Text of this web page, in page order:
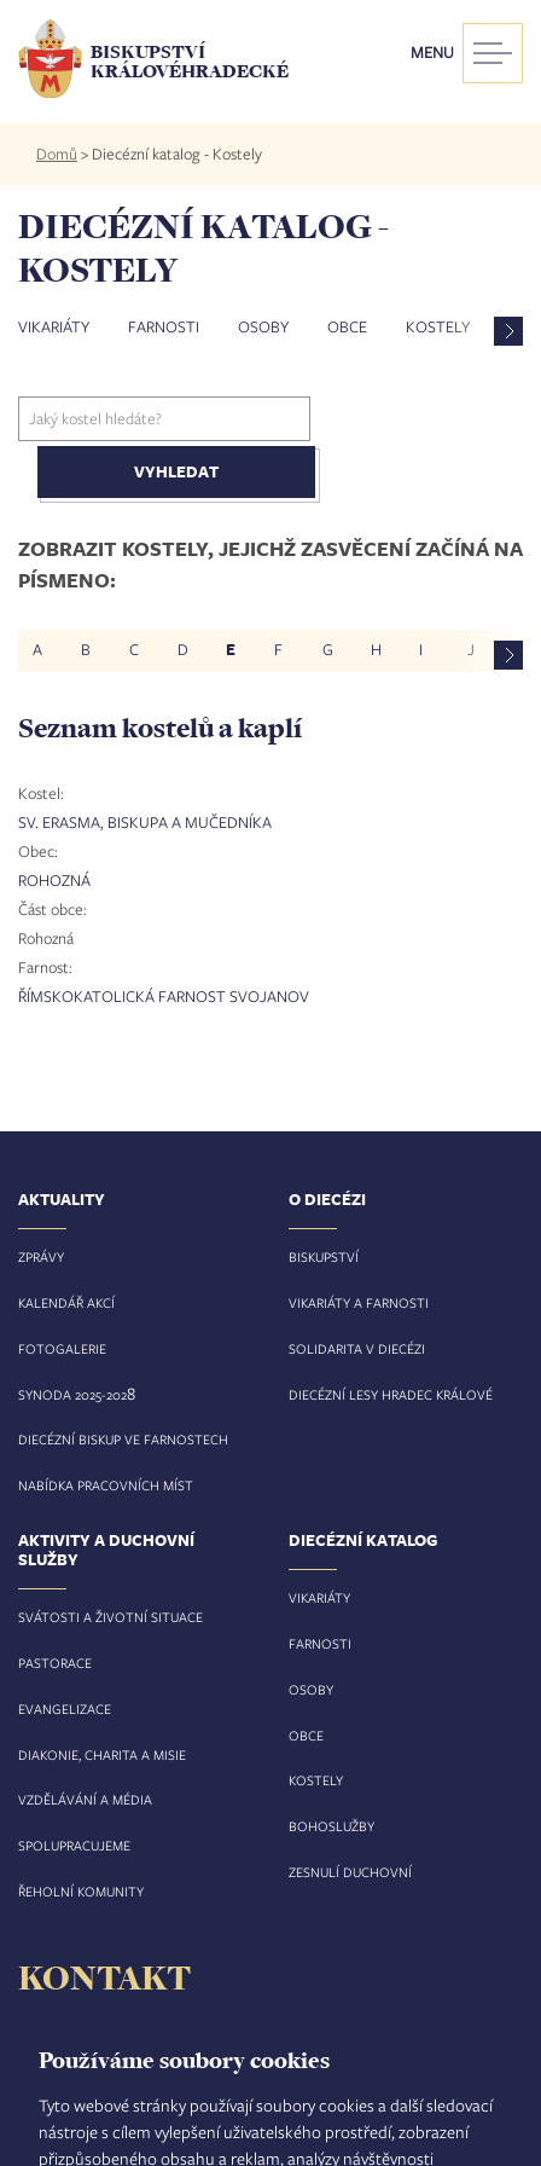
Používáme soubory cookies
Tyto webové stránky používají soubory cookies a další sledovací
nástroje s cílem vylepšení uživatelského prostředí, zobrazení
přizpůsobeného obsahu a reklam, analýzy návštěvnosti
hlavnímu
obsahu
BISKUPSTVÍ
KRÁLOVÉHRADECKÉ
MENU
Drobečková
navigace
Domů > Diecézní katalog - Kostely
DIECÉZNÍ KATALOG -
KOSTELY
VIKARIÁTY FARNOSTI OSOBY OBCE KOSTELY
ZOBRAZIT KOSTELY, JEJICHŽ ZASVĚCENÍ ZAČÍNÁ NA
PÍSMENO:
A B C D E F G H I J
Seznam kostelů a kaplí
Kostel:
SV. ERASMA, BISKUPA A MUČEDNÍKA
Obec:
ROHOZNÁ
Část obce:
Rohozná
Farnost:
ŘÍMSKOKATOLICKÁ FARNOST SVOJANOV
AKTUALITY
ZPRÁVY
KALENDÁŘ AKCÍ
FOTOGALERIE
SYNODA 2025-2028
DIECÉZNÍ BISKUP VE FARNOSTECH
NABÍDKA PRACOVNÍCH MÍST
O DIECÉZI
BISKUPSTVÍ
VIKARIÁTY A FARNOSTI
SOLIDARITA V DIECÉZI
DIECÉZNÍ LESY HRADEC KRÁLOVÉ
AKTIVITY A DUCHOVNÍ
SLUŽBY
SVÁTOSTI A ŽIVOTNÍ SITUACE
PASTORACE
EVANGELIZACE
DIAKONIE, CHARITA A MISIE
VZDĚLÁVÁNÍ A MÉDIA
SPOLUPRACUJEME
ŘEHOLNÍ KOMUNITY
DIECÉZNÍ KATALOG
VIKARIÁTY
FARNOSTI
OSOBY
OBCE
KOSTELY
BOHOSLUŽBY
ZESNULÍ DUCHOVNÍ
KONTAKT
Velké náměstí 35/44
500 03 Hradec Králové
tel.: +420 495 063 611
IČO: 00 44 51 34